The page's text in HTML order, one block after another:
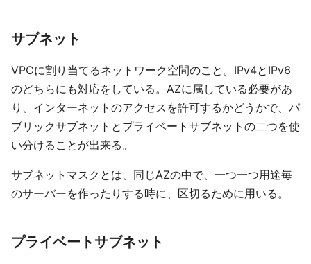
サブネット
VPCに割り当てるネットワーク空間のこと。IPv4とIPv6
のどちらにも対応をしている。AZに属している必要があ
り、インターネットのアクセスを許可するかどうかで、パ
ブリックサブネットとプライベートサブネットの二つを使
い分けることが出来る。
サブネットマスクとは、同じAZの中で、一つ一つ用途毎
のサーバーを作ったりする時に、区切るために用いる。
プライベートサブネット